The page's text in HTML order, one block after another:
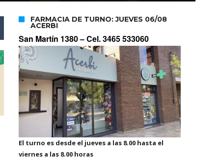
FARMACIA DE TURNO: JUEVES 06/08
ACERBI
San Martín 1380 –Cel. 3465 533060
El turno es desde el jueves a las 8.00 hasta el
viernes a las 8.00 horas